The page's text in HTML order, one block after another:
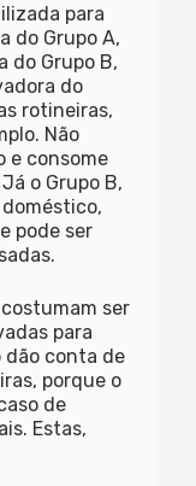
para
do Grupo A,
do Grupo B,
do
rotineiras,
Não
e consome
o Grupo B,
pode ser
ser
para
conta de
porque o
de
Estas,